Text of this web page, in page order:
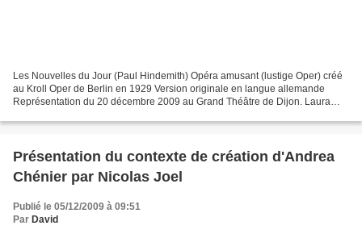
Les Nouvelles du Jour (Paul Hindemith) Opéra amusant (lustige Oper) créé
au Kroll Oper de Berlin en 1929 Version originale en langue allemande
Représentation du 20 décembre 2009 au Grand Théâtre de Dijon. Laura
Présentation du contexte de création d'Andrea
Chénier par Nicolas Joel
Publié le 05/12/2009 à 09:51
Par David